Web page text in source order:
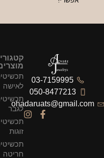
03-7159995
050-8477213
ohadaruats@gmail.com
לאישה
לגבר
תכשיטי
זוגות
חריטה